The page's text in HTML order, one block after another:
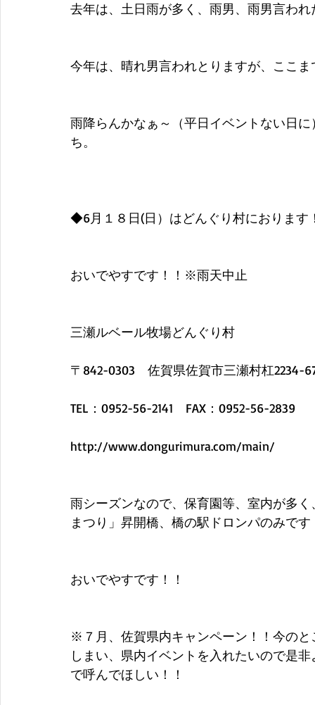
去年は、土日雨が多く、雨男、雨男言わ
今年は、晴れ男言われとりますが、ここ
雨降らんかなぁ～（平日イベントない日
ち。
◆6月１８日(日）はどんぐり村におりま
おいでやすです！！※雨天中止
三瀬ルベール牧場どんぐり村
〒842-0303　佐賀県佐賀市三瀬村杠2234-
TEL：0952-56-2141　FAX：0952-56-2839
http://www.dongurimura.com/main/
雨シーズンなので、保育園等、室内が多
まつり」昇開橋、橋の駅ドロンパのみです
おいでやすです！！
※７月、佐賀県内キャンペーン！！今の
しまい、県内イベントを入れたいので是
で呼んでほしい！！